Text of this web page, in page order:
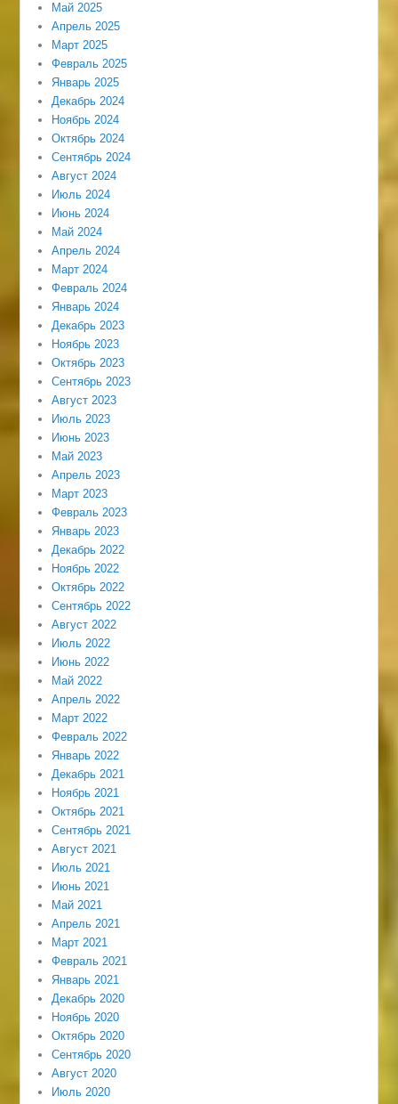
Май 2025
Апрель 2025
Март 2025
Февраль 2025
Январь 2025
Декабрь 2024
Ноябрь 2024
Октябрь 2024
Сентябрь 2024
Август 2024
Июль 2024
Июнь 2024
Май 2024
Апрель 2024
Март 2024
Февраль 2024
Январь 2024
Декабрь 2023
Ноябрь 2023
Октябрь 2023
Сентябрь 2023
Август 2023
Июль 2023
Июнь 2023
Май 2023
Апрель 2023
Март 2023
Февраль 2023
Январь 2023
Декабрь 2022
Ноябрь 2022
Октябрь 2022
Сентябрь 2022
Август 2022
Июль 2022
Июнь 2022
Май 2022
Апрель 2022
Март 2022
Февраль 2022
Январь 2022
Декабрь 2021
Ноябрь 2021
Октябрь 2021
Сентябрь 2021
Август 2021
Июль 2021
Июнь 2021
Май 2021
Апрель 2021
Март 2021
Февраль 2021
Январь 2021
Декабрь 2020
Ноябрь 2020
Октябрь 2020
Сентябрь 2020
Август 2020
Июль 2020